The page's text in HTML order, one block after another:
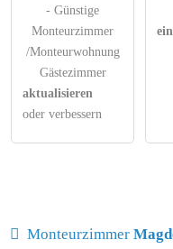
- Günstige
Monteurzimmer
/Monteurwohnung
Gästezimmer
aktualisieren
oder verbessern
Monteurzimmer